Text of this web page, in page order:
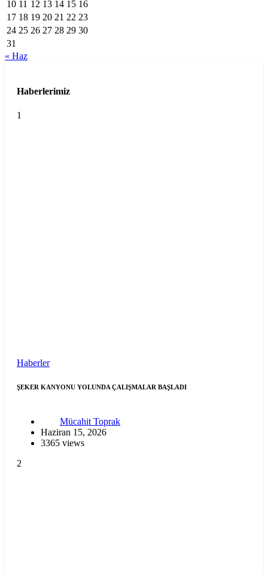
10 11 12 13 14 15 16
17 18 19 20 21 22 23
24 25 26 27 28 29 30
31
« Haz
Haberlerimiz
1
Haberler
ŞEKER KANYONU YOLUNDA ÇALIŞMALAR BAŞLADI
Mücahit Toprak
Haziran 15, 2026
3365 views
2